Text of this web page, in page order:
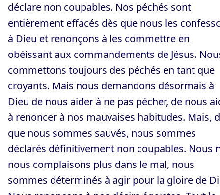
déclare non coupables. Nos péchés sont
entièrement effacés dès que nous les
à Dieu et renonçons à les commettre en
obéissant aux commandements de Jésus.
commettons toujours des péchés en tant que
croyants. Mais nous demandons désormais à
Dieu de nous aider à ne pas pécher, de nous
à renoncer à nos mauvaises habitudes. Mais,
que nous sommes sauvés, nous sommes
déclarés définitivement non coupables. Nous
nous complaisons plus dans le mal, nous
sommes déterminés à agir pour la gloire de